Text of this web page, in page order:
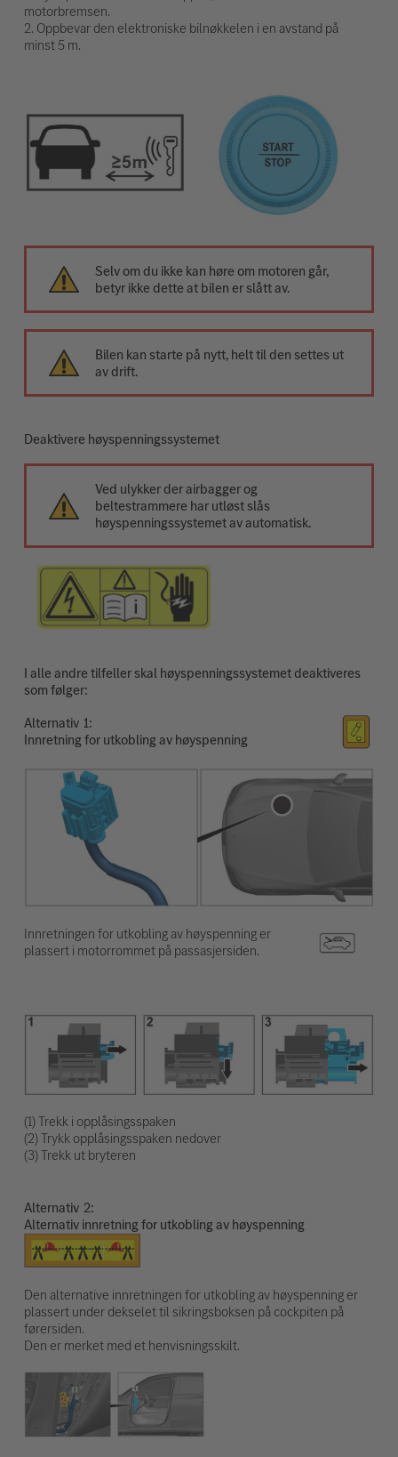
motorbremsen.
2. Oppbevar den elektroniske bilnøkkelen i en avstand på
minst 5 m.
Selv om du ikke kan høre om motoren går,
betyr ikke dette at bilen er slått av.
Bilen kan starte på nytt, helt til den settes ut
av drift.
Deaktivere høyspenningssystemet
Ved ulykker der airbagger og
beltestrammere har utløst slås
høyspenningssystemet av automatisk.
I alle andre tilfeller skal høyspenningssystemet deaktiveres
som følger:
Alternativ
Innretning for utkobling av høyspenning
Innretningen for utkobling av høyspenning er
plassert i motorrommet på passasjersiden.
(1) Trekk i opplåsingsspaken
(2) Trykk opplåsingsspaken nedover
(3) Trekk ut bryteren
Alternativ
Alternativ innretning for utkobling av høyspenning
Den alternative innretningen for utkobling av høyspenning er
plassert under dekselet til sikringsboksen på cockpiten på
førersiden.
Den er merket med et henvisningsskilt.